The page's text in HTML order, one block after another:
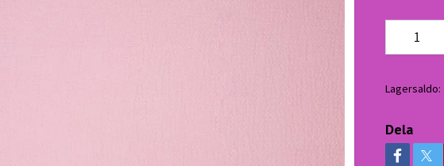
Lagersaldo:
Dela